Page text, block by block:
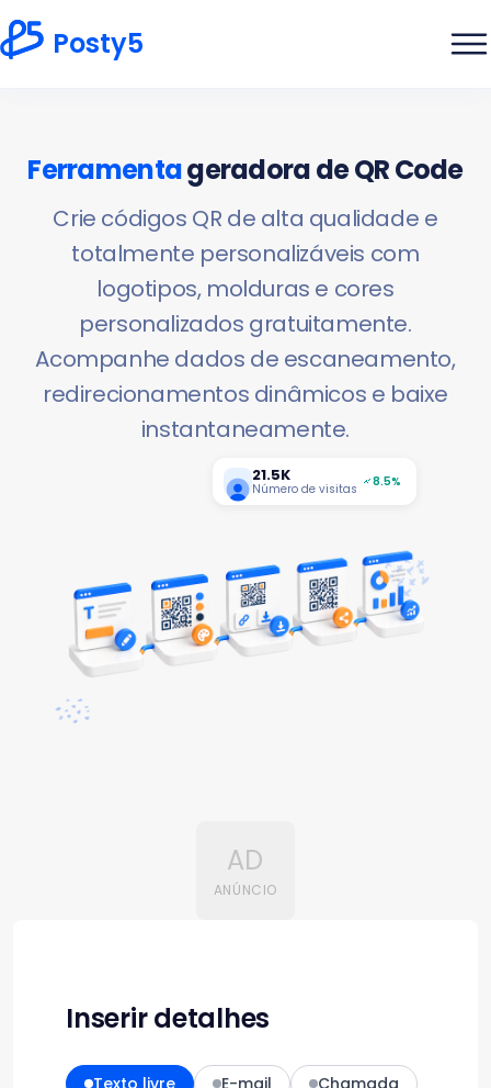
Posty5
Ferramentageradora de QR Code
Crie códigos QR de alta qualidade e
totalmente personalizáveis com
logotipos, molduras e cores
personalizados gratuitamente.
Acompanhe dados de escaneamento,
redirecionamentos dinâmicos e baixe
instantaneamente.
21.5K
Número de visitas 8.5%
AD
ANÚNCIO
Inserir detalhes